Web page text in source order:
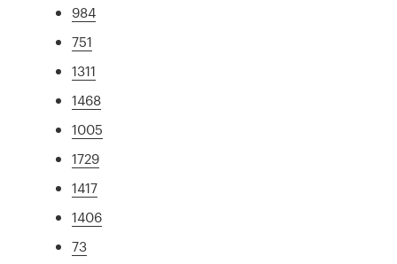
984
751
1311
1468
1005
1729
1417
1406
73